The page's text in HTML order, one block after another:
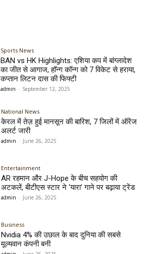
Sports News
BAN vs HK Highlights: एशिया कप में बांग्लादेश
का जीत से आगाज, हॉन्ग कॉन्ग को 7 विकेट से हराया,
कप्तान लिटन दास की फिफ्टी
admin - September 12, 2025
National News
केरल में तेज़ हुई मानसून की बारिश, 7 जिलों में ऑरेंज
अलर्ट जारी
admin - June 26, 2025
Entertainment
AR रहमान और J-Hope के बीच सहयोग की
अटकलें, बीटीएस स्टार ने ‘यारा’ गाने पर बढ़ाया ट्रेंड
admin - June 26, 2025
Business
Nvidia 4% की उछाल के बाद दुनिया की सबसे
मूल्यवान कंपनी बनी